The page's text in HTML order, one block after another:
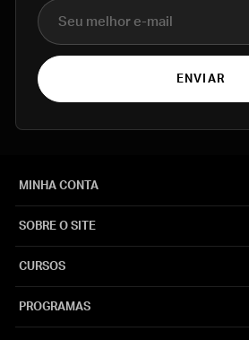
E-mail
ENVIAR
MINHA CONTA
SOBRE O SITE
CURSOS
PROGRAMAS